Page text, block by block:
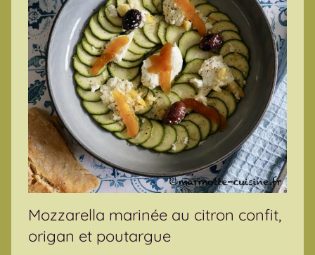
Mozzarella marinée au citron confit,
origan et poutargue